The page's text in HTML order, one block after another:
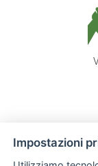
Impostazioni